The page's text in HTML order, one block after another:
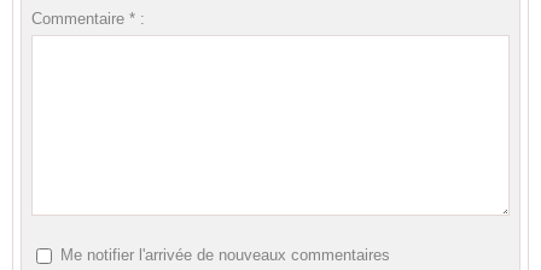
Commentaire * :
Me notifier l'arrivée de nouveaux commentaires